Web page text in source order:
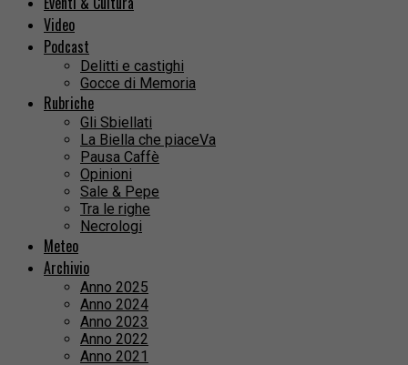
Video
Podcast
Delitti e castighi
Gocce di Memoria
Rubriche
Gli Sbiellati
La Biella che piaceVa
Pausa Caffè
Opinioni
Sale & Pepe
Tra le righe
Necrologi
Meteo
Archivio
Anno 2025
Anno 2024
Anno 2023
Anno 2022
Anno 2021